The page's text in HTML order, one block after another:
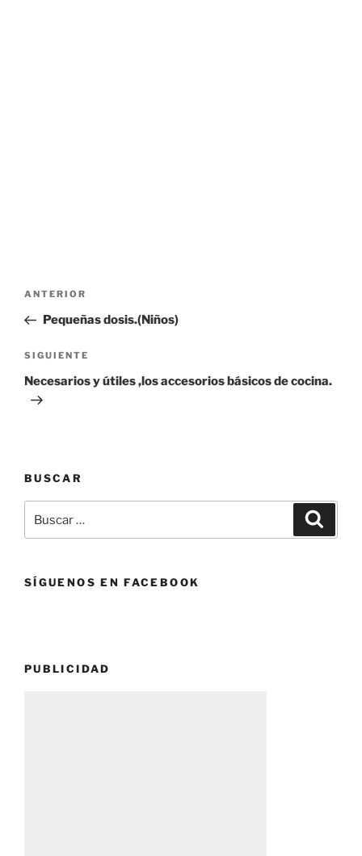
Navegación
entradas
Entrada
anterior:
ANTERIOR
Pequeñas dosis.(Niños)
Siguiente
entrada
SIGUIENTE
Necesarios y útiles ,los accesorios básicos de cocina.
BUSCAR
por:
SÍGUENOS EN FACEBOOK
PUBLICIDAD